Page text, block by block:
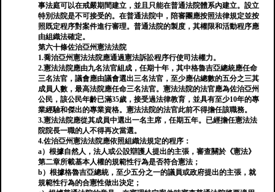
事法庭可以在戒嚴期間建立，並且只能在普通法院體系內建立。設立
特別法院是不可接受的。在普通法院中，陪審團應按照法律規定並按
照既定程序對案件進行審理。普通法院的製度，其權限和活動程序應
由組織法確定。
第六十條佐治亞州憲法法院
1.喬治亞州憲法法院應通過憲法訴訟程序行使司法權力。
2.憲法法院應由九名法官組成，任期十年，其中格魯吉亞總統應任命
三名法官，議會應由議會選出三名法官，至少應佔總數的五分之三其
成員人數，最高法院應任命三名法官。憲法法院的法官應為佐治亞州
公民，該公民年齡已滿35歲，接受過法律教育，並具有至少10年的專
業經驗和傑出的專業資格。憲法法院的法官此前不得擔任該職務。
3.憲法法院應從其成員中選出一名主席，任期五年。已經擔任憲法法
院院長一職的人不得再次當選。
4.佐治亞州憲法法院應依照組織法規定的程序：
a）根據自然人，法人或公設辯護人提出的主張，審查關於《憲法》
第二章所載基本人權的規範性行為是否符合憲法；
b）根據格魯吉亞總統，至少五分之一的議員或政府提出的主張，就
規範性行為的合憲性做出決定；